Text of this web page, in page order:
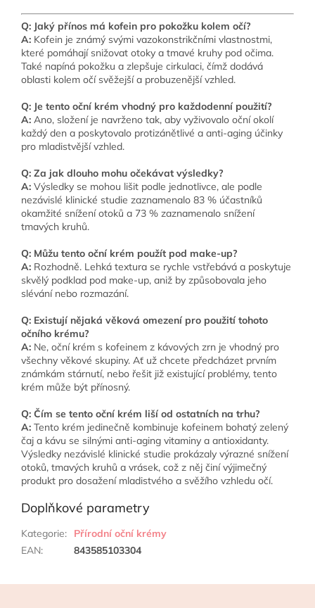
Q: Jaký přínos má kofein pro pokožku kolem očí?
A: Kofein je známý svými vazokonstrikčními vlastnostmi,
které pomáhají snižovat otoky a tmavé kruhy pod očima.
Také napíná pokožku a zlepšuje cirkulaci, čímž dodává
oblasti kolem očí svěžejší a probuzenější vzhled.
Q: Je tento oční krém vhodný pro každodenní použití?
A: Ano, složení je navrženo tak, aby vyživovalo oční okolí
každý den a poskytovalo protizánětlivé a anti-aging účinky
pro mladistvější vzhled.
Q: Za jak dlouho mohu očekávat výsledky?
A: Výsledky se mohou lišit podle jednotlivce, ale podle
nezávislé klinické studie zaznamenalo 83 % účastníků
okamžité snížení otoků a 73 % zaznamenalo snížení
tmavých kruhů.
Q: Můžu tento oční krém použít pod make-up?
A: Rozhodně. Lehká textura se rychle vstřebává a poskytuje
skvělý podklad pod make-up, aniž by způsobovala jeho
slévání nebo rozmazání.
Q: Existují nějaká věková omezení pro použití tohoto
očního krému?
A: Ne, oční krém s kofeinem z kávových zrn je vhodný pro
všechny věkové skupiny. Ať už chcete předcházet prvním
známkám stárnutí, nebo řešit již existující problémy, tento
krém může být přínosný.
Q: Čím se tento oční krém liší od ostatních na trhu?
A: Tento krém jedinečně kombinuje kofeinem bohatý zelený
čaj a kávu se silnými anti-aging vitaminy a antioxidanty.
Výsledky nezávislé klinické studie prokázaly výrazné snížení
otoků, tmavých kruhů a vrásek, což z něj činí výjimečný
produkt pro dosažení mladistvého a svěžího vzhledu očí.
Doplňkové parametry
Kategorie:
Přírodní oční krémy
EAN: 843585103304